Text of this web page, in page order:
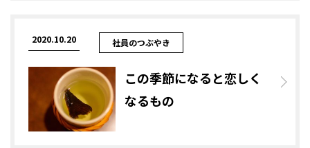
2020.10.20 社員のつぶやき
この季節になると恋しく
なるもの